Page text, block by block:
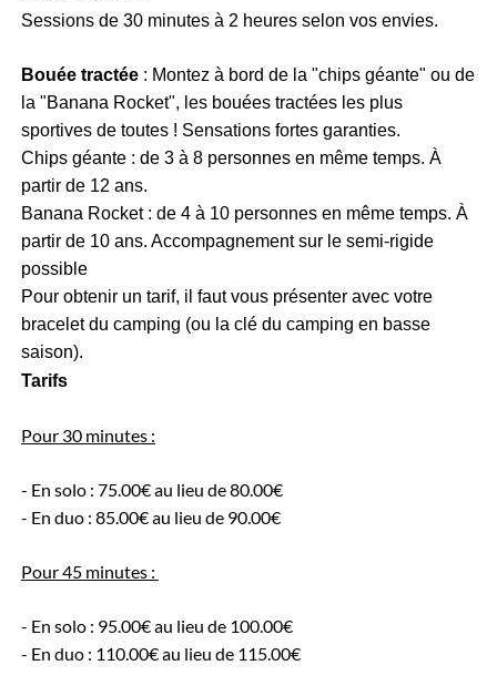
Sessions de 30 minutes à 2 heures selon vos envies.
Bouée tractée: Montez à bord de la "chips géante" ou de
la "Banana Rocket", les bouées tractées les plus
sportives de toutes ! Sensations fortes garanties.
Chips géante : de 3 à 8 personnes en même temps. À
partir de 12 ans.
Banana Rocket : de 4 à 10 personnes en même temps. À
partir de 10 ans. Accompagnement sur le semi-rigide
possible
Pour obtenir un tarif, il faut vous présenter avec votre
bracelet du camping (ou la clé du camping en basse
saison).
Tarifs
Pour 30 minutes :
- En solo : 75.00€ au lieu de 80.00€
- En duo : 85.00€ au lieu de 90.00€
Pour 45 minutes :
- En solo : 95.00€ au lieu de 100.00€
- En duo : 110.00€ au lieu de 115.00€